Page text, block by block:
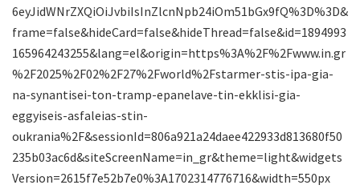
6eyJidWNrZXQiOiJvbiIsInZlcnNpb24iOm51bGx9fQ%3D%3D&
frame=false&hideCard=false&hideThread=false&id=1894993
165964243255&lang=el&origin=https%3A%2F%2Fwww.in.gr
%2F2025%2F02%2F27%2Fworld%2Fstarmer-stis-ipa-gia-
na-synantisei-ton-tramp-epanelave-tin-ekklisi-gia-
eggyiseis-asfaleias-stin-
oukrania%2F&sessionId=806a921a24daee422933d813680f50
235b03ac6d&siteScreenName=in_gr&theme=light&widgets
Version=2615f7e52b7e0%3A1702314776716&width=550px